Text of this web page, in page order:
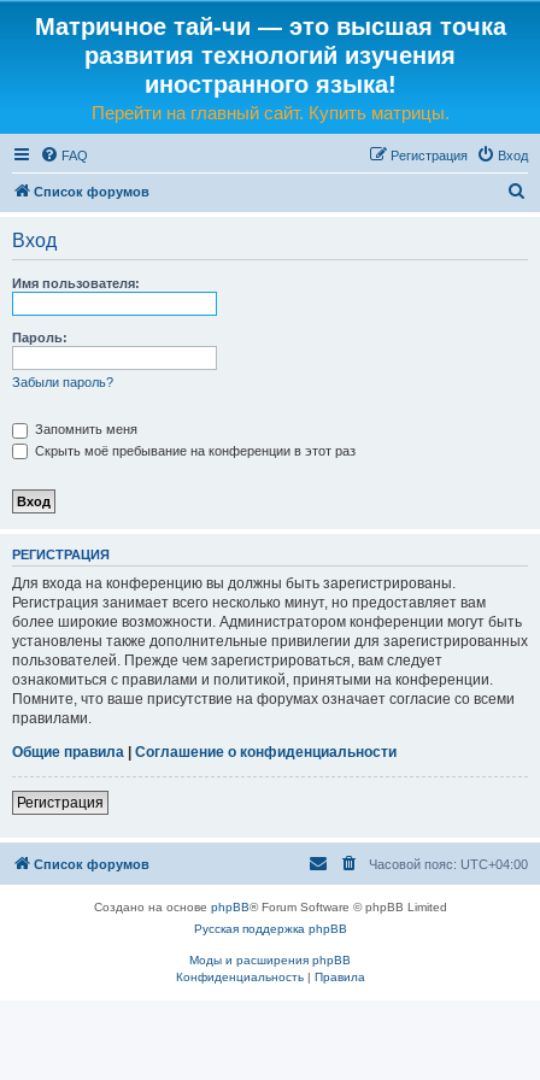
Матричное тай-чи — это высшая точка
развития технологий изучения
иностранного языка!
Перейти на главный сайт. Купить матрицы.
FAQ Вход
Регистрация
Список форумов
Вход
Имя пользователя:
Пароль:
Забыли пароль?
Запомнить меня
Скрыть моё пребывание на конференции в этот раз
РЕГИСТРАЦИЯ
Для входа на конференцию вы должны быть зарегистрированы.
Регистрация занимает всего несколько минут, но предоставляет вам
более широкие возможности. Администратором конференции могут быть
установлены также дополнительные привилегии для зарегистрированных
пользователей. Прежде чем зарегистрироваться, вам следует
ознакомиться с правилами и политикой, принятыми на конференции.
Помните, что ваше присутствие на форумах означает согласие со всеми
правилами.
Общие правила | Соглашение о конфиденциальности
Регистрация
Список форумов Часовой пояс: UTC+04:00
Создано на основе phpBB® Forum Software © phpBB Limited
Русская поддержка phpBB
Моды и расширения phpBB
Конфиденциальность| Правила